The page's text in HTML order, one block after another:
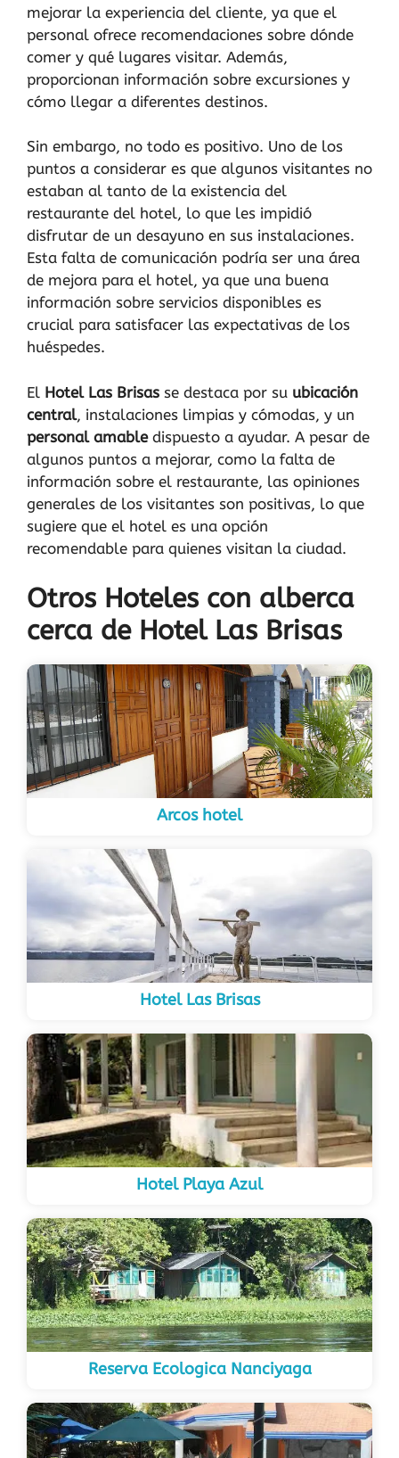
mejorar la experiencia del cliente, ya que el
personal ofrece recomendaciones sobre dónde
comer y qué lugares visitar. Además,
proporcionan información sobre excursiones y
cómo llegar a diferentes destinos.
Sin embargo, no todo es positivo. Uno de los
puntos a considerar es que algunos visitantes no
estaban al tanto de la existencia del
restaurante del hotel, lo que les impidió
disfrutar de un desayuno en sus instalaciones.
Esta falta de comunicación podría ser una área
de mejora para el hotel, ya que una buena
información sobre servicios disponibles es
crucial para satisfacer las expectativas de los
huéspedes.
El Hotel Las Brisas se destaca por su ubicación
central, instalaciones limpias y cómodas, y un
personal amabledispuesto a ayudar. A pesar de
algunos puntos a mejorar, como la falta de
información sobre el restaurante, las opiniones
generales de los visitantes son positivas, lo que
sugiere que el hotel es una opción
recomendable para quienes visitan la ciudad.
Otros Hoteles con alberca
cerca de Hotel Las Brisas
Arcos hotel
Hotel Las Brisas
Hotel Playa Azul
Reserva Ecologica Nanciyaga